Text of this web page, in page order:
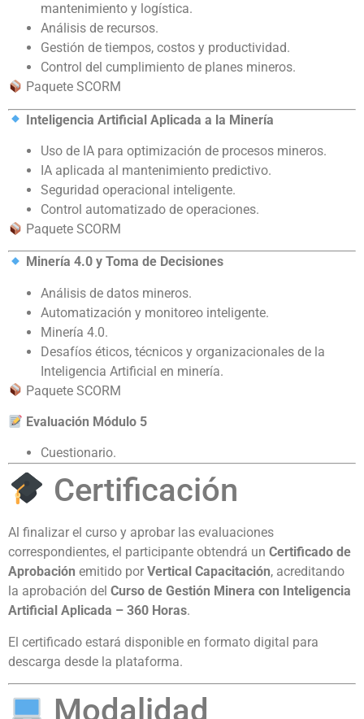
mantenimiento y logística.
Análisis de recursos.
Gestión de tiempos, costos y productividad.
Control del cumplimiento de planes mineros.
Paquete SCORM
Inteligencia Artificial Aplicada a la Minería
Uso de IA para optimización de procesos mineros.
IA aplicada al mantenimiento predictivo.
Seguridad operacional inteligente.
Control automatizado de operaciones.
Paquete SCORM
Minería 4.0 y Toma de Decisiones
Análisis de datos mineros.
Automatización y monitoreo inteligente.
Minería 4.0.
Desafíos éticos, técnicos y organizacionales de la
Inteligencia Artificial en minería.
Paquete SCORM
Evaluación Módulo 5
Cuestionario.
Certificación
Al finalizar el curso y aprobar las evaluaciones
correspondientes, el participante obtendrá un Certificado de
Aprobación emitido por Vertical Capacitación, acreditando
la aprobación del Curso de Gestión Minera con Inteligencia
Artificial Aplicada – 360 Horas.
El certificado estará disponible en formato digital para
descarga desde la plataforma.
Modalidad